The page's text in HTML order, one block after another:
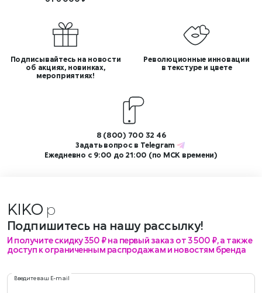
Подписывайтесь на новости
об акциях, новинках,
мероприятиях!
Революционные инновации
в текстуре и цвете
8 (800) 700 32 46
Задать вопрос в Telegram
Ежедневно с 9:00 до 21:00 (по МСК времени)
KIKO меро
Подпишитесь на нашу рассылку!
И получите скидку 350 ₽ на первый заказ от 3 500 ₽, а также
доступ к ограниченным распродажам и новостям бренда
Введите ваш E-mail